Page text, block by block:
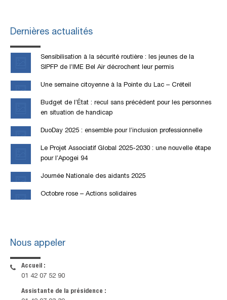
Dernières actualités
Sensibilisation à la sécurité routière : les jeunes de la
SIPFP de l’IME Bel Air décrochent leur permis
Une semaine citoyenne à la Pointe du Lac – Créteil
Budget de l’État : recul sans précédent pour les personnes
en situation de handicap
DuoDay 2025 : ensemble pour l’inclusion professionnelle
Le Projet Associatif Global 2025-2030 : une nouvelle étape
pour l’Apogei 94
Journée Nationale des aidants 2025
Octobre rose – Actions solidaires
Nous appeler
Accueil :
01 42 07 52 90
Assistante de la présidence :